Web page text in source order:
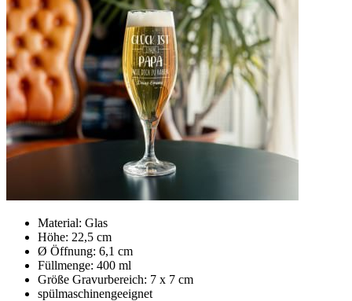
Material: Glas
Höhe: 22,5 cm
Ø Öffnung: 6,1 cm
Füllmenge: 400 ml
Größe Gravurbereich: 7 x 7 cm
spülmaschinengeeignet